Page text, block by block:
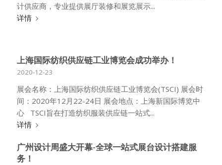
计供应商，专业提供展厅装修和展览展示...
详情
上海国际纺织供应链工业博览会成功举办！
2020-12-23
展会名称：上海国际纺织供应链工业博览会(TSCI) 展会时
间：2020年12月22-24日 展会地点：上海新国际博览中
心 TSCI旨在打造纺织服装供应链一站式...
详情
广州设计周盛大开幕-全球一站式展台设计搭建服
务！